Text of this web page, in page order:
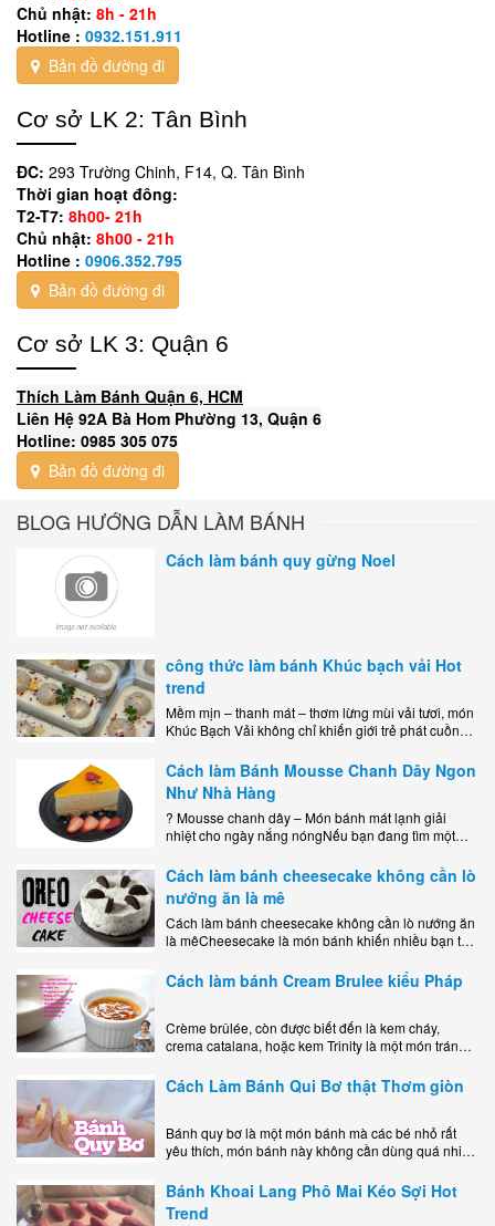
Chủ nhật: 8h - 21h
Hotline : 0932.151.911
Bản đồ đường đi
Cơ sở LK 2: Tân Bình
ĐC: 293 Trường Chinh, F14, Q. Tân Bình
Thời gian hoạt đông:
T2-T7: 8h00- 21h
Chủ nhật: 8h00 - 21h
Hotline : 0906.352.795
Bản đồ đường đi
Cơ sở LK 3: Quận 6
Thích Làm Bánh Quận 6, HCM
Liên Hệ 92A Bà Hom Phường 13, Quận 6
Hotline: 0985 305 075
Bản đồ đường đi
BLOG HƯỚNG DẪN LÀM BÁNH
Cách làm bánh quy gừng Noel
công thức làm bánh Khúc bạch vải Hot
trend
Mềm mịn – thanh mát – thơm lừng mùi vải tươi, món
Khúc Bạch Vải không chỉ khiến giới trẻ phát cuồng
Cách làm Bánh Mousse Chanh Dây Ngon
Như Nhà Hàng
? Mousse chanh dây – Món bánh mát lạnh giải
nhiệt cho ngày nắng nóngNếu bạn đang tìm một
dễ..
Cách làm bánh cheesecake không cần lò
nướng ăn là mê
Cách làm bánh cheesecake không cần lò nướng ăn
là mêCheesecake là món bánh khiến nhiều bạn trẻ
kem..
Cách làm bánh Cream Brulee kiểu Pháp
Crème brûlée, còn được biết đến là kem cháy,
crema catalana, hoặc kem Trinity là một món tráng
lớp..
Cách Làm Bánh Qui Bơ thật Thơm giòn
Bánh quy bơ là một món bánh mà các bé nhỏ rất
yêu thích, món bánh này không cần dùng quá nhiều
Bánh Khoai Lang Phô Mai Kéo Sợi Hot
Trend